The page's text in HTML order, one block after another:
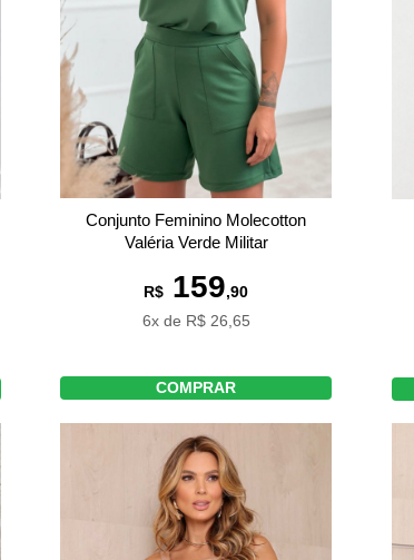
Conjunto Feminino Molecotton
Valéria Verde Militar
R$ 159,90
6x de R$ 26,65
COMPRAR